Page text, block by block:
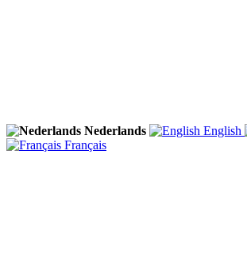
Nederlands English
Français